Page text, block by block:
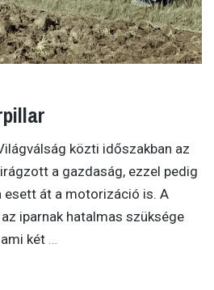
közti időszakban az
a gazdaság, ezzel pedig
át a motorizáció is. A
iparnak hatalmas szüksége
két